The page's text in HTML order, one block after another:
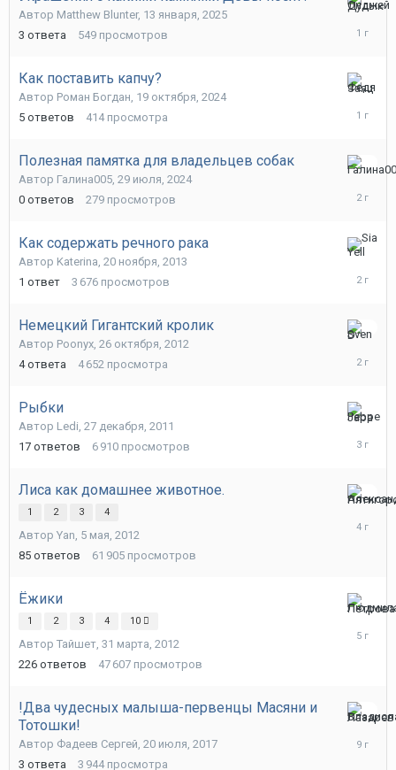
Автор Matthew Blunter, 13 января, 2025
3 ответа 549 просмотров
13
января,
Как поставить капчу?
Автор Роман Богдан, 19 октября, 2024
5 ответов 414 просмотра
13
января,
Полезная памятка для владельцев собак
Автор Галина005, 29 июля, 2024
0 ответов 279 просмотров
29
июля,
Как содержать речного рака
Автор Katerina, 20 ноября, 2013
1 ответ 3 676 просмотров
18
июля,
Немецкий Гигантский кролик
Автор Poonyx, 26 октября, 2012
4 ответа 4 652 просмотра
20
июня,
Рыбки
Автор Ledi, 27 декабря, 2011
17 ответов 6 910 просмотров
26
января,
Лиса как домашнее животное.
1 2 3 4
Автор Yan, 5 мая, 2012
85 ответов 61 905 просмотров
27
июля,
Ёжики
1 2 3 4 10
Автор Тайшет, 31 марта, 2012
226 ответов 47 607 просмотров
12
марта,
!Два чудесных малыша-первенцы Масяни и
Тотошки!
Автор Фадеев Сергей, 20 июля, 2017
3 ответа 3 944 просмотра
21
июля,